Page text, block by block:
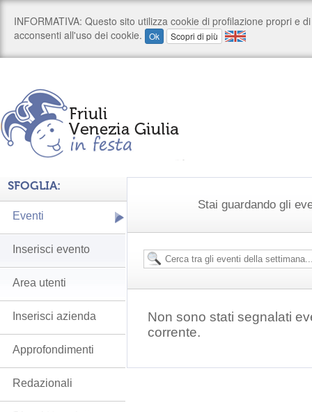
Stai guardando gli
Non sono stati segnalati
corrente.
SFOGLIA:
Eventi
Inserisci evento
Area utenti
Inserisci azienda
Approfondimenti
Redazionali